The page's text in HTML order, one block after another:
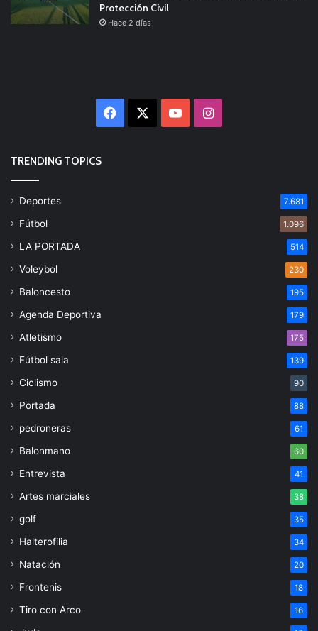
Protección Civil
Hace 2 días
Facebook YouTubeInstagram
TRENDING TOPICS
Deportes 7.681
Fútbol 1.096
LA PORTADA 514
Voleybol 230
Baloncesto 195
Agenda Deportiva 179
Atletismo 175
Fútbol sala 139
Ciclismo 90
Portada 88
pedroneras 61
Balonmano 60
Entrevista 41
Artes marciales 38
golf 35
Halterofilia 34
Natación 20
Frontenis 18
Tiro con Arco 16